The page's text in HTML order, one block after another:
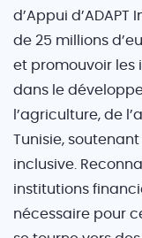
d’Appui d’ADAPT
de 25 millions
et promouvoir les
dans le
l’agriculture, de
Tunisie,
inclusive.
institutions
nécessaire pour